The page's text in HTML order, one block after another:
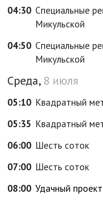
04:30 Специальные
Микульской
04:50 Специальные
Микульской
Среда, 8 июля
05:10 Квадратный
05:35 Квадратный
06:00 Шесть соток
07:00 Шесть соток
08:00 Удачный проект